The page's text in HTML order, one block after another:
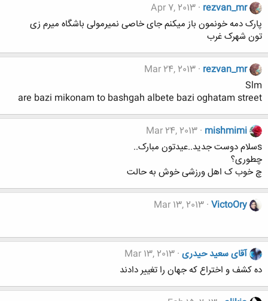
rezvan_mr
Apr 7, 2013
پارک دمه خونمون باز میکنم جای خاصی نمیرمولی باشگاه میرم زی
تون شهرک غرب
rezvan_mr
Mar 24, 2013
Slm
are bazi mikonam to bashgah albete bazi oghatam street
mishmimi
Mar 24, 2013
sسلام دوست جدید..عیدتون مبارک..
چطوری؟
چ خوب ک اهل ورزشی خوش به حالت
VictoOry
Mar 13, 2013
آقای سعید حیدری Mar 13, 2013
ده کشف و اختراع که جهان را تغییر دادند